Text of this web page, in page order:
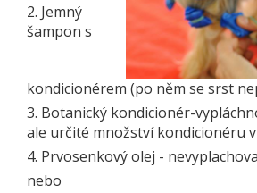
2. Jemný
šampon s
kondicionérem (po něm se srst
3. Botanický kondicionér-
ale určité množství kondicionéru
4. Prvosenkový olej -
nebo